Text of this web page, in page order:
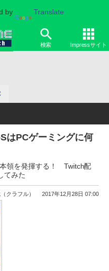
by Translate
検索 Impressサイト
はPCゲーミングに何
領を発揮する！ Twitch配
てみた
クラフル） 2017年12月28日 07:00